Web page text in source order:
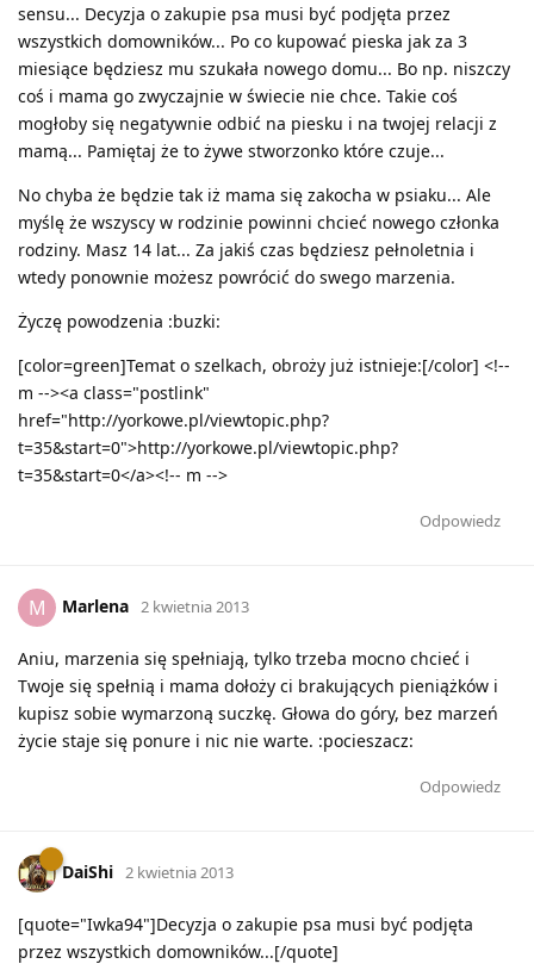
sensu... Decyzja o zakupie psa musi być podjęta przez
wszystkich domowników... Po co kupować pieska jak za 3
miesiące będziesz mu szukała nowego domu... Bo np. niszczy
coś i mama go zwyczajnie w świecie nie chce. Takie coś
mogłoby się negatywnie odbić na piesku i na twojej relacji z
mamą... Pamiętaj że to żywe stworzonko które czuje...
No chyba że będzie tak iż mama się zakocha w psiaku... Ale
myślę że wszyscy w rodzinie powinni chcieć nowego członka
rodziny. Masz 14 lat... Za jakiś czas będziesz pełnoletnia i
wtedy ponownie możesz powrócić do swego marzenia.
Życzę powodzenia :buzki:
[color=green]Temat o szelkach, obroży już istnieje:[/color] <!--
m --><a class="postlink"
href="http://yorkowe.pl/viewtopic.php?
t=35&start=0">http://yorkowe.pl/viewtopic.php?
t=35&start=0</a><!-- m -->
Odpowiedz
M Marlena 2 kwietnia 2013
Aniu, marzenia się spełniają, tylko trzeba mocno chcieć i
Twoje się spełnią i mama dołoży ci brakujących pieniążków i
kupisz sobie wymarzoną suczkę. Głowa do góry, bez marzeń
życie staje się ponure i nic nie warte. :pocieszacz:
Odpowiedz
DaiShi 2 kwietnia 2013
[quote="Iwka94"]Decyzja o zakupie psa musi być podjęta
przez wszystkich domowników...[/quote]